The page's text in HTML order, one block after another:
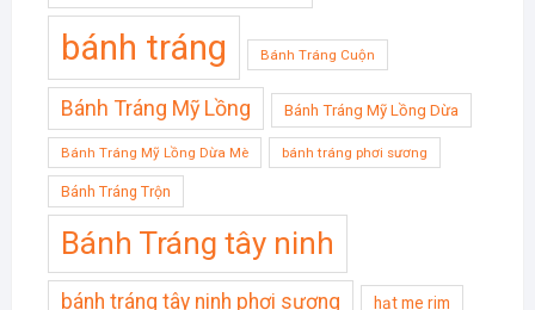
bánh tráng Bánh Tráng Cuộn
Bánh Tráng Mỹ Lồng Bánh Tráng Mỹ Lồng Dừa
Bánh Tráng Mỹ Lồng Dừa Mè bánh tráng phơi sương
Bánh Tráng Trộn
Bánh Tráng tây ninh
bánh tráng tây ninh phơi sương hạt me rim